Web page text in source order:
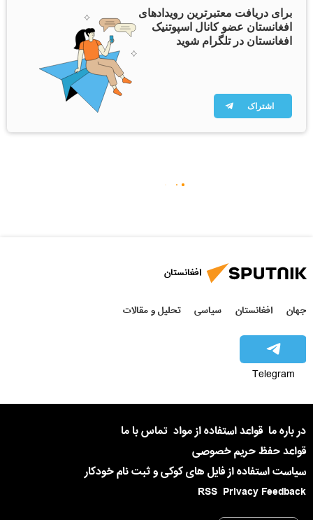
برای دریافت معتبرترین رویدادهای
افغانستان عضو کانال اسپوتنیک
افغانستان در تلگرام شوید
اشتراک
افغانستان
جهان افغانستان سیاسی تحلیل و مقالات
Telegram
در باره ما قواعد استفاده از مواد تماس با ما
قواعد حفظ حریم خصوصی
سیاست استفاده از فایل های کوکی و ثبت نام خودکار
Privacy Feedback
RSS